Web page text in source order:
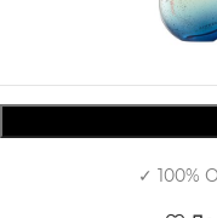
✓ 100%